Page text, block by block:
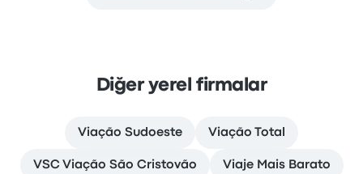
Diğer yerel firmalar
Viação Sudoeste Viação Total
VSC Viação São Cristovão Viaje Mais Barato